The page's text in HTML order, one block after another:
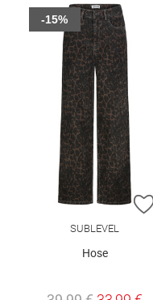
SUBLEVEL
Hose
-15%